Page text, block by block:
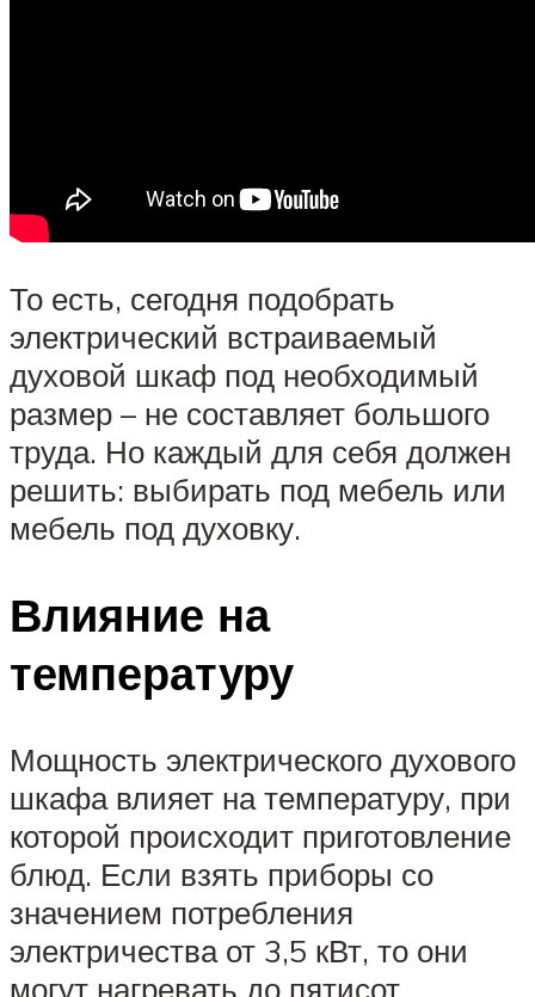
То есть, сегодня подобрать
электрический встраиваемый
духовой шкаф под необходимый
размер – не составляет большого
труда. Но каждый для себя должен
решить: выбирать под мебель или
мебель под духовку.
Влияние на
температуру
Мощность электрического духового
шкафа влияет на температуру, при
которой происходит приготовление
блюд. Если взять приборы со
значением потребления
электричества от 3,5 кВт, то они
могут нагревать до пятисот